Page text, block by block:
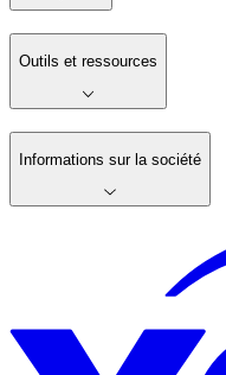
Outils et ressources
Informations sur la société